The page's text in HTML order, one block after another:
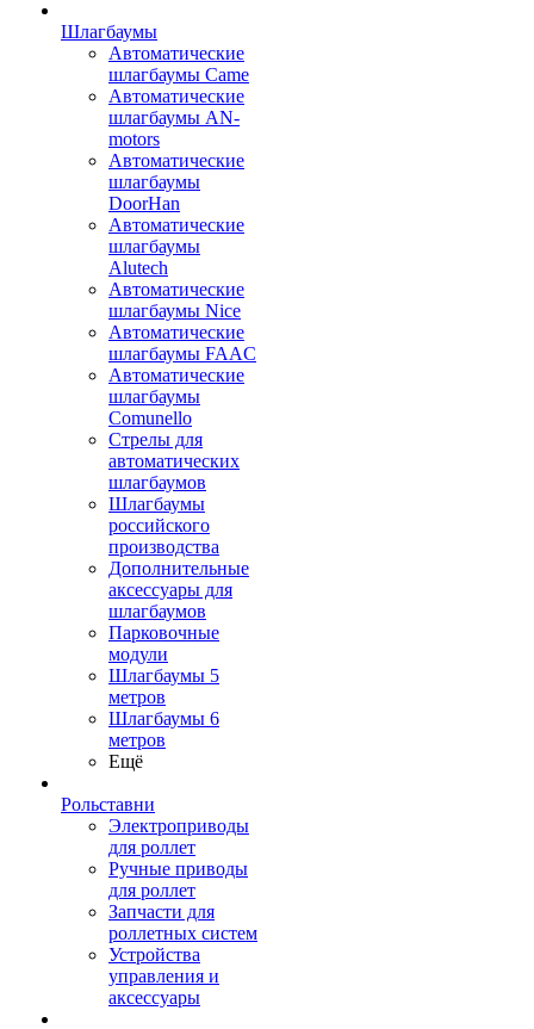
Шлагбаумы
Автоматические
шлагбаумы Came
Автоматические
шлагбаумы AN-
motors
Автоматические
шлагбаумы
DoorHan
Автоматические
шлагбаумы
Alutech
Автоматические
шлагбаумы Nice
Автоматические
шлагбаумы FAAC
Автоматические
шлагбаумы
Comunello
Стрелы для
автоматических
шлагбаумов
Шлагбаумы
российского
производства
Дополнительные
аксессуары для
шлагбаумов
Парковочные
модули
Шлагбаумы 5
метров
Шлагбаумы 6
метров
Ещё
Рольставни
Электроприводы
для роллет
Ручные приводы
для роллет
Запчасти для
роллетных систем
Устройства
управления и
аксессуары